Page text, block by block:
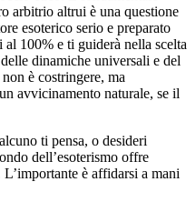
arbitrio altrui è una questione
esoterico serio e preparato
100% e ti guiderà nella scelta
dinamiche universali e del
è costringere, ma
avvicinamento naturale, se il
ti pensa, o desideri
dell’esoterismo offre
è affidarsi a mani